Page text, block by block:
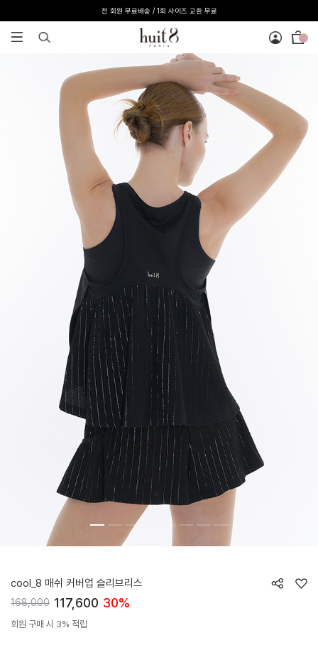
[온라인 익스클루시브] 온라인 회원 단독 40%
cool_8 매쉬 커버업 슬리브리스
168,000 117,600 30%
회원 구매 시 3% 적립